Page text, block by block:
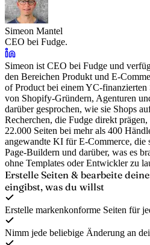
Simeon Mantel
CEO bei Fudge.
Simeon ist CEO bei Fudge und
den Bereichen Produkt und E-
of Product bei einem YC-finanzierten
von Shopify-Gründern, Agenturen
darüber gesprochen, wie sie Shops
Recherchen, die Fudge direkt
22.000 Seiten bei mehr als 400
angewandte KI für E-Commerce, die
Page-Buildern und darüber, was es
ohne Templates oder Entwickler zu
Erstelle Seiten & bearbeite
eingibst, was du willst
Erstelle markenkonforme Seiten für
Nimm jede beliebige Änderung an